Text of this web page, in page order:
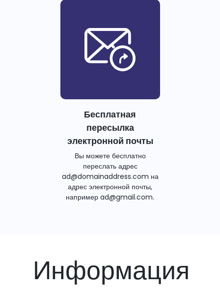
Бесплатная
пересылка
электронной почты
Вы можете бесплатно
переслать адрес
ad@domainaddress.com на
адрес электронной почты,
например ad@gmail.com.
Информация